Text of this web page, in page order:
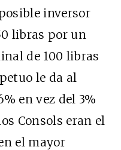
inversor
libras por un
de 100 libras
le da al
en vez del 3%
Consols eran el
el mayor